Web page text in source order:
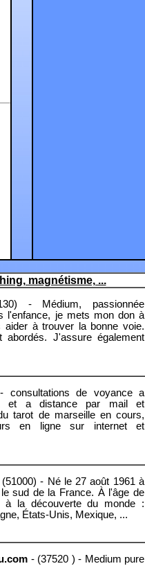
magnétisme, ...
- Médium, passionnée
l'enfance, je mets mon don à
à trouver la bonne voie.
abordés. J'assure également
consultations de voyance a
et a distance par mail et
tarot de marseille en cours,
en ligne sur internet et
- Né le 27 août 1961 à
sud de la France. À l'âge de
la découverte du monde :
États-Unis, Mexique, ...
- (37520 ) - Medium pure